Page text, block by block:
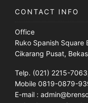
CONTACT INFO
Office
Ruko Spanish Square
Cikarang Pusat,
Telp. (021) 2215-
Mobile 0819-0879-
E-mail :